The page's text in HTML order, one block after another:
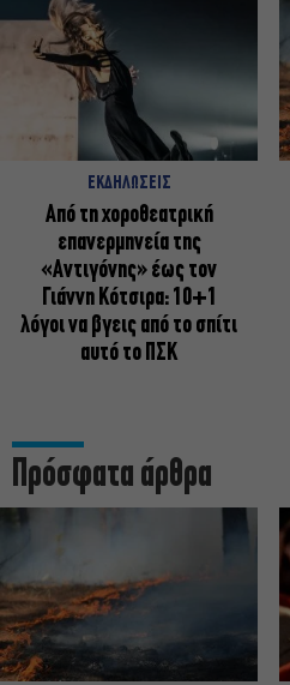
ΕΚΔΗΛΩΣΕΙΣ
Από τη χοροθεατρική
επανερμηνεία της
«Αντιγόνης» έως τον
Γιάννη Κότσιρα: 10+1
λόγοι να βγεις από το σπίτι
αυτό το ΠΣΚ
Πρόσφατα άρθρα